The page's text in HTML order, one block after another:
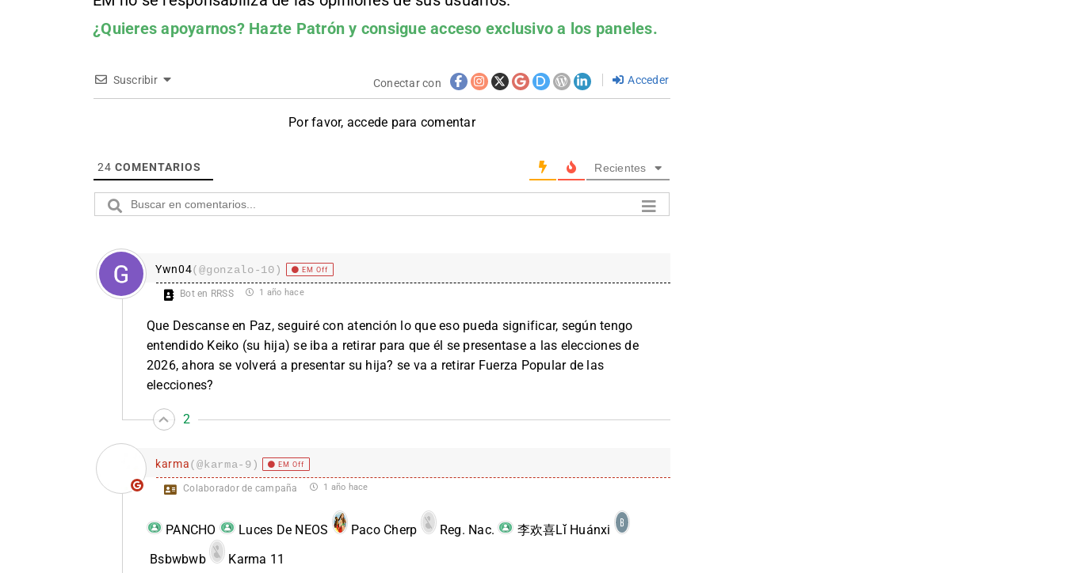
¿Quieres apoyarnos? Hazte Patrón y consigue acceso exclusivo a los paneles.
Suscribir Conectar con Acceder
Por favor, accede para comentar
24 COMENTARIOS Recientes
Ywn04(@gonzalo-10) EM Off
Bot en RRSS 1 año hace
Que Descanse en Paz, seguiré con atención lo que eso pueda significar, según tengo
entendido Keiko (su hija) se iba a retirar para que él se presentase a las elecciones de
2026, ahora se volverá a presentar su hija? se va a retirar Fuerza Popular de las
elecciones?
2
karma(@karma-9) EM Off
Colaborador de campaña 1 año hace
PANCHO Luces De NEOS Paco Cherp Reg. Nac.
李欢喜Lǐ Huánxi
Bsbwbwb
Karma 11